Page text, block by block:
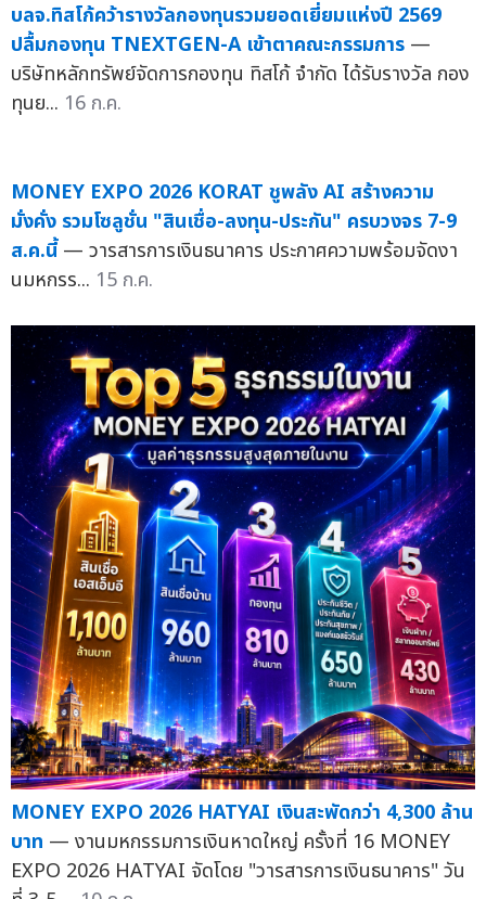
บลจ.ทิสโก้คว้ารางวัลกองทุนรวมยอดเยี่ยมแห่งปี 2569
ปลื้มกองทุน TNEXTGEN-A เข้าตาคณะกรรมการ —
บริษัทหลักทรัพย์จัดการกองทุน ทิสโก้ จำกัด ได้รับรางวัล กอง
ทุนย... 16 ก.ค.
MONEY EXPO 2026 KORAT ชูพลัง AI สร้างความ
มั่งคั่ง รวมโซลูชั่น "สินเชื่อ-ลงทุน-ประกัน" ครบวงจร 7-9
ส.ค.นี้ — วารสารการเงินธนาคาร ประกาศความพร้อมจัดงา
นมหกรร... 15 ก.ค.
MONEY EXPO 2026 HATYAI เงินสะพัดกว่า 4,300 ล้าน
บาท — งานมหกรรมการเงินหาดใหญ่ ครั้งที่ 16 MONEY
EXPO 2026 HATYAI จัดโดย "วารสารการเงินธนาคาร" วัน